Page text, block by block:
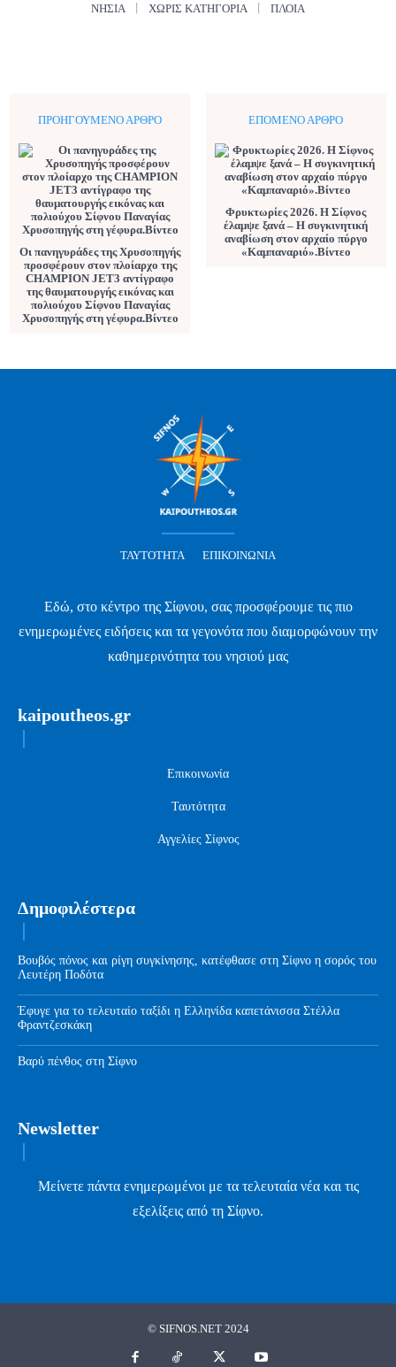
ΝΗΣΙΆ ΧΩΡΊΣ ΚΑΤΗΓΟΡΊΑ ΠΛΟΊΑ
ΠΡΟΗΓΟΎΜΕΝΟ ΆΡΘΡΟ
Οι πανηγυράδες της Χρυσοπηγής
προσφέρουν στον πλοίαρχο της
CHAMPION JET3 αντίγραφο
της θαυματουργής εικόνας και
πολιούχου Σίφνου Παναγίας
Χρυσοπηγής στη γέφυρα.Βίντεο
ΕΠΌΜΕΝΟ ΆΡΘΡΟ
Φρυκτωρίες 2026. Η Σίφνος
έλαμψε ξανά – Η συγκινητική
αναβίωση στον αρχαίο πύργο
«Καμπαναριό».Βίντεο
ΤΑΥΤΌΤΗΤΑ ΕΠΙΚΟΙΝΩΝΊΑ
Εδώ, στο κέντρο της Σίφνου, σας προσφέρουμε τις πιο
ενημερωμένες ειδήσεις και τα γεγονότα που διαμορφώνουν την
καθημερινότητα του νησιού μας
kaipoutheos.gr
Επικοινωνία
Ταυτότητα
Αγγελίες Σίφνος
Δημοφιλέστερα
Βουβός πόνος και ρίγη συγκίνησης, κατέφθασε στη Σίφνο η σορός του
Λευτέρη Ποδότα
Έφυγε για το τελευταίο ταξίδι η Ελληνίδα καπετάνισσα Στέλλα
Φραντζεσκάκη
Βαρύ πένθος στη Σίφνο
Newsletter
Μείνετε πάντα ενημερωμένοι με τα τελευταία νέα και τις
εξελίξεις από τη Σίφνο.
© SIFNOS.NET 2024